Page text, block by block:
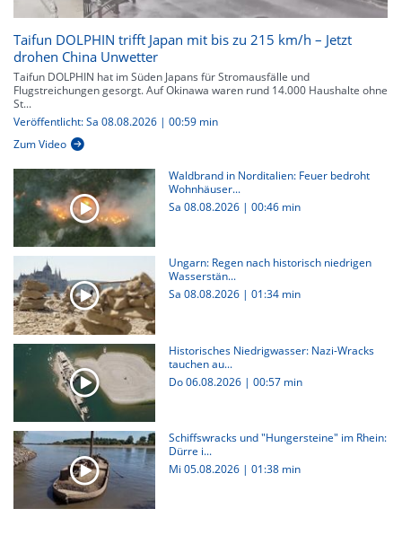
Taifun DOLPHIN trifft Japan mit bis zu 215 km/h – Jetzt
drohen China Unwetter
Taifun DOLPHIN hat im Süden Japans für Stromausfälle und
Flugstreichungen gesorgt. Auf Okinawa waren rund 14.000 Haushalte ohne
St...
Veröffentlicht: Sa 08.08.2026 | 00:59 min
Zum Video
Waldbrand in Norditalien: Feuer bedroht
Wohnhäuser...
Sa 08.08.2026 | 00:46 min
Ungarn: Regen nach historisch niedrigen
Wasserstän...
Sa 08.08.2026 | 01:34 min
Historisches Niedrigwasser: Nazi-Wracks
tauchen au...
Do 06.08.2026 | 00:57 min
Schiffswracks und "Hungersteine" im Rhein:
Dürre i...
Mi 05.08.2026 | 01:38 min